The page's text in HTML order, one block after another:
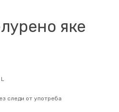
яке
L
следи от употреба